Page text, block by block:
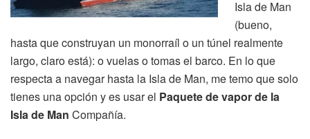
Isla de Man
(bueno,
hasta que construyan un monorraíl o un túnel realmente
largo, claro está): o vuelas o tomas el barco. En lo que
respecta a navegar hasta la Isla de Man, me temo que solo
tienes una opción y es usar el Paquete de vapor de la
Isla de Man Compañía.